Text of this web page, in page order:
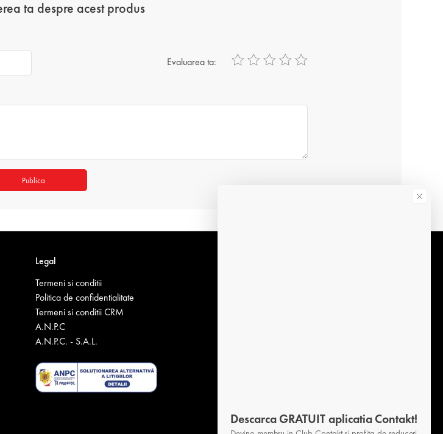
ta despre acest produs
Evaluarea ta:
Publica
Legal
Termeni si conditii
Politica de confidentialitate
Termeni si conditii CRM
A.N.P.C
A.N.P.C. - S.A.L.
Descarca GRATUIT aplicatia Contakt!